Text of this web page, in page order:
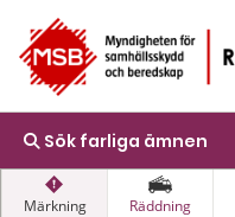
Sök farliga ämnen
Märkning Räddning